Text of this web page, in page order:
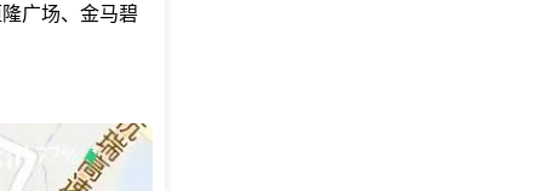
广场、金马碧